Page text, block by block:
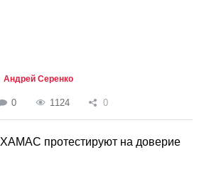
Андрей Серенко
0 1124 0
ХАМАС протестируют на доверие